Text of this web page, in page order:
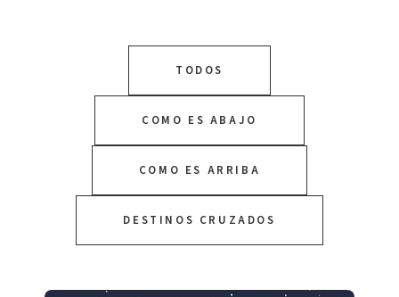
TODOS
COMO ES ABAJO
COMO ES ARRIBA
DESTINOS CRUZADOS